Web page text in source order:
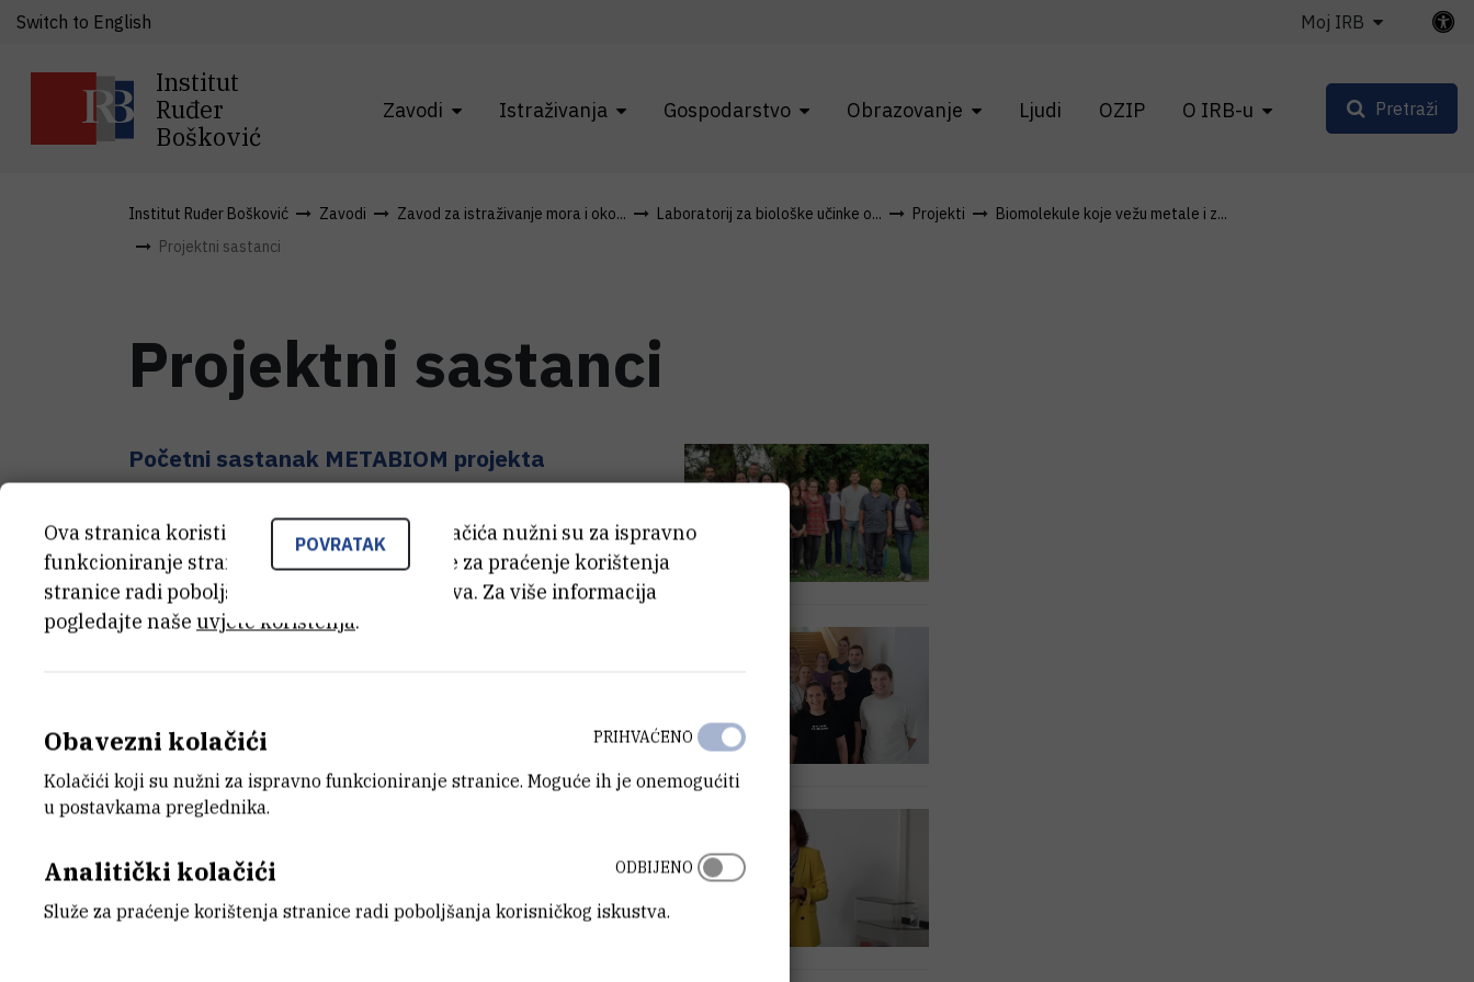
Institut
Ruđer
Bošković
Zavodi Istraživanja Gospodarstvo Obrazovanje Ljudi OZIP O IRB-u
Switch to English Moj IRB
Pretraži
Institut Ruđer Bošković Zavodi Zavod za istraživanje mora i oko... Laboratorij za biološke učinke o... Projekti
Biomolekule koje vežu metale i z...
Projektni sastanci
Projektni sastanci
Početni sastanak METABIOM projekta
Drugi sastanak METABIOM projekta
Posjet prof. dr. sc. Marije Montes-Bayón
Institutu Ruđer Bošković
POVRATAK
Ova stranica koristi kolačiće. Neki od tih kolačića nužni su za ispravno
funkcioniranje stranice, dok se drugi koriste za praćenje korištenja
stranice radi poboljšanja korisničkog iskustva. Za više informacija
pogledajte naše uvjete korištenja.
Obavezni kolačići
Kolačići koji su nužni za ispravno funkcioniranje stranice. Moguće ih je onemogućiti
u postavkama preglednika.
PRIHVAĆENO
Analitički kolačići
Služe za praćenje korištenja stranice radi poboljšanja korisničkog iskustva.
ODBIJENO